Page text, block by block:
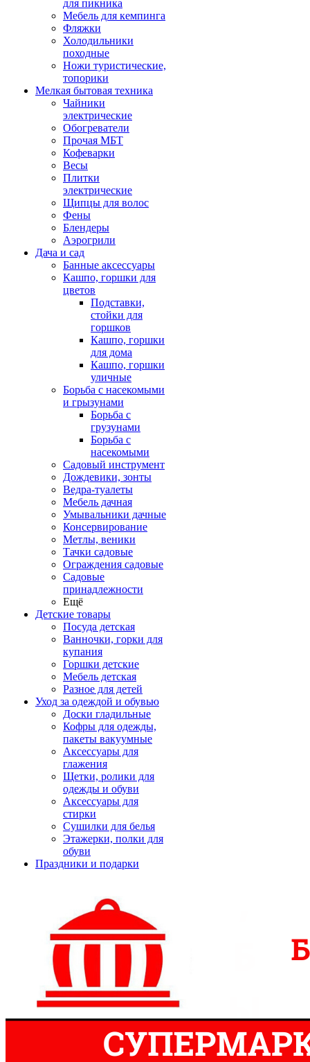
для пикника
Мебель для кемпинга
Фляжки
Холодильники
походные
Ножи туристические,
топорики
Мелкая бытовая техника
Чайники
электрические
Обогреватели
Прочая МБТ
Кофеварки
Весы
Плитки
электрические
Щипцы для волос
Фены
Блендеры
Аэрогрили
Дача и сад
Банные аксессуары
Кашпо, горшки для
цветов
Подставки,
стойки для
горшков
Кашпо, горшки
для дома
Кашпо, горшки
уличные
Борьба с насекомыми
и грызунами
Борьба с
грузунами
Борьба с
насекомыми
Садовый инструмент
Дождевики, зонты
Ведра-туалеты
Мебель дачная
Умывальники дачные
Консервирование
Метлы, веники
Тачки садовые
Ограждения садовые
Садовые
принадлежности
Ещё
Детские товары
Посуда детская
Ванночки, горки для
купания
Горшки детские
Мебель детская
Разное для детей
Уход за одеждой и обувью
Доски гладильные
Кофры для одежды,
пакеты вакуумные
Аксессуары для
глажения
Щетки, ролики для
одежды и обуви
Аксессуары для
стирки
Сушилки для белья
Этажерки, полки для
обуви
Праздники и подарки